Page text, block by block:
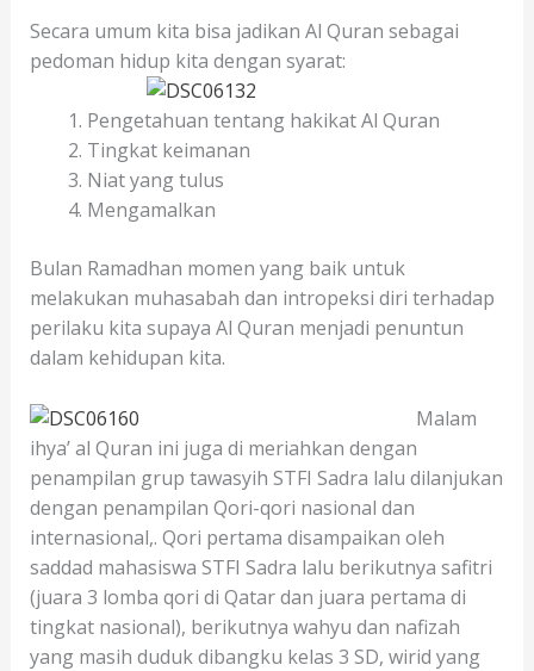
Secara umum kita bisa jadikan Al Quran sebagai
pedoman hidup kita dengan syarat:
Pengetahuan tentang hakikat Al Quran
Tingkat keimanan
Niat yang tulus
Mengamalkan
Bulan Ramadhan momen yang baik untuk
melakukan muhasabah dan intropeksi diri terhadap
perilaku kita supaya Al Quran menjadi penuntun
dalam kehidupan kita.
Malam
ihya’ al Quran ini juga di meriahkan dengan
penampilan grup tawasyih STFI Sadra lalu dilanjukan
dengan penampilan Qori-qori nasional dan
internasional,. Qori pertama disampaikan oleh
saddad mahasiswa STFI Sadra lalu berikutnya safitri
(juara 3 lomba qori di Qatar dan juara pertama di
tingkat nasional), berikutnya wahyu dan nafizah
yang masih duduk dibangku kelas 3 SD, wirid yang